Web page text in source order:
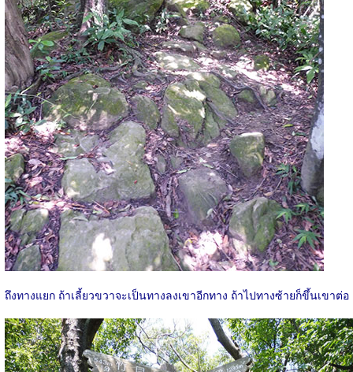
ถึงทางแยก ถ้าเลี้ยวขวาจะเป็นทางลงเขาอีกทาง ถ้าไปทางซ้ายก็ขึ้นเขาต่อ